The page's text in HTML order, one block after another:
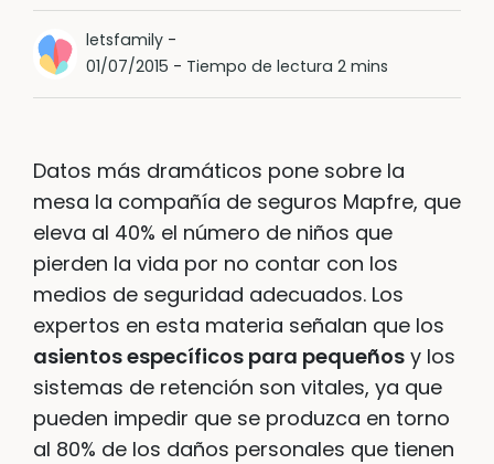
letsfamily -
01/07/2015 - Tiempo de lectura 2 mins
Datos más dramáticos pone sobre la
mesa la compañía de seguros Mapfre, que
eleva al 40% el número de niños que
pierden la vida por no contar con los
medios de seguridad adecuados. Los
expertos en esta materia señalan que los
asientos específicos para pequeños y los
sistemas de retención son vitales, ya que
pueden impedir que se produzca en torno
al 80% de los daños personales que tienen